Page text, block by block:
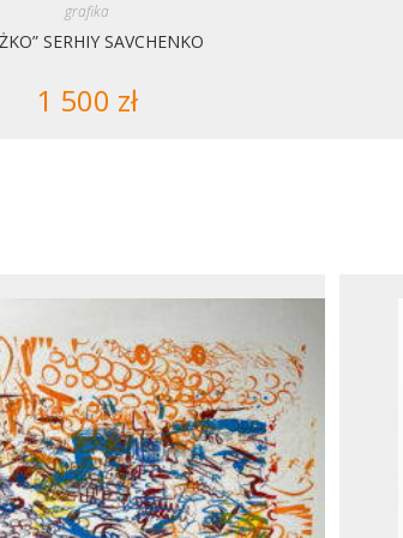
grafika
SERHIY SAVCHENKO
1 500 zł